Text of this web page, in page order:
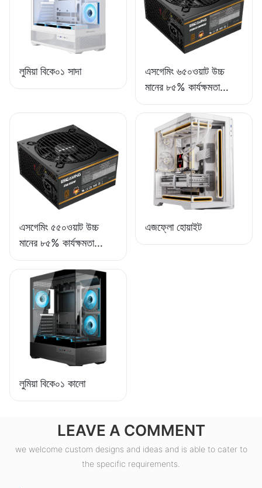
লুমিয়া বিকে০১ সাদা
এসগেমিং ৬৫০ওয়াট উচ্চ
মানের ৮৫% কার্যক্ষমতা
সম্পন্ন ফুল-মডিউল ৮০+
ব্রোঞ্জ ডেস্কটপ পিসি পাওয়ার
সাপ্লাই ESB650W
এসগেমিং ৫৫০ওয়াট উচ্চ
মানের ৮৫% কার্যক্ষমতা
সম্পন্ন ৮০+ ব্রোঞ্জ ডেস্কটপ
পিসি পাওয়ার সাপ্লাই
ESB550W
এজফ্লো হোয়াইট
লুমিয়া বিকে০১ কালো
LEAVE A COMMENT
we welcome custom designs and ideas and is able to cater to
the specific requirements.